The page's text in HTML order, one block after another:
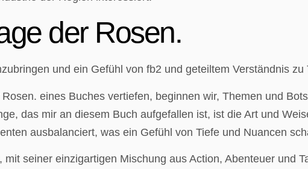
der Rosen.
und ein Gefühl von fb2 und geteiltem Verständnis zu
eines Buches vertiefen, beginnen wir, Themen und
das mir an diesem Buch aufgefallen ist, ist die Art und
ausbalanciert, was ein Gefühl von Tiefe und Nuancen
seiner einzigartigen Mischung aus Action, Abenteuer und